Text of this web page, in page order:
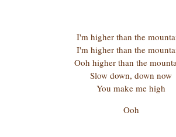
I'm higher than the
I'm higher than the
Ooh higher than the
Slow down, down now
You make me high
Ooh